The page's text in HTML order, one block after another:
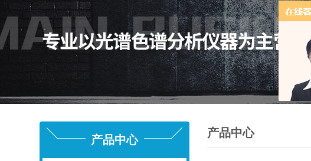
产品中心
产品中心